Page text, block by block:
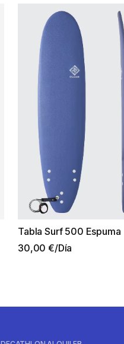
Tabla Surf 500 Espuma
30,00 €/Día